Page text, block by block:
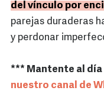
del vínculo por
parejas duraderas
y perdonar
*** Mantente al
nuestro canal de